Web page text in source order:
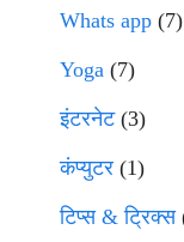
Whats app (7)
Yoga (7)
इंटरनेट(3)
कंप्युटर (1)
टिप्स & ट्रिक्स